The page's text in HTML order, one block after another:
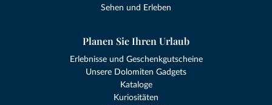
Sehen und Erleben
Planen Sie Ihren Urlaub
Erlebnisse und Geschenkgutscheine
Unsere Dolomiten Gadgets
Kataloge
Kuriositäten